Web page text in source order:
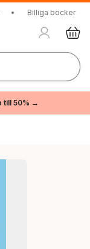
• Billiga böcker
till 50% →